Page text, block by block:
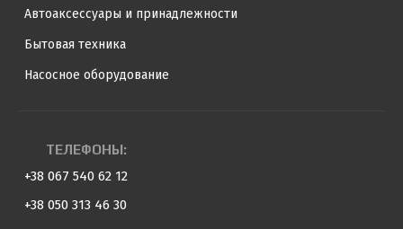
Автоаксессуары и принадлежности
Бытовая техника
Насосное оборудование
ТЕЛЕФОНЫ:
+38 067 540 62 12
+38 050 313 46 30